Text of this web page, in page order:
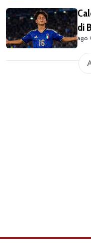
di
ago